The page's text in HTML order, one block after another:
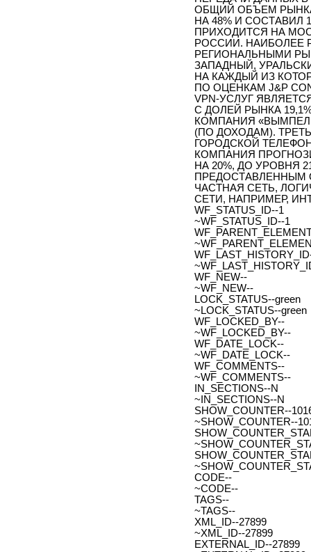
ОБЩИЙ ОБЪЕМ РЫНКА
НА 48% И СОСТАВИЛ
ПРИХОДИТСЯ НА
РОССИИ. НАИБОЛЕЕ
РЕГИОНАЛЬНЫМИ
ЗАПАДНЫЙ,
НА КАЖДЫЙ ИЗ
ПО ОЦЕНКАМ J&P
VPN-УСЛУГ
С ДОЛЕЙ РЫНКА
КОМПАНИЯ
(ПО ДОХОДАМ).
ГОРОДСКОЙ
КОМПАНИЯ
НА 20%, ДО УРОВНЯ
ПРЕДОСТАВЛЕННЫМ
ЧАСТНАЯ СЕТЬ,
СЕТИ, НАПРИМЕР,
WF_STATUS_ID--1
~WF_STATUS_ID--1
WF_NEW--
~WF_NEW--
LOCK_STATUS--green
~LOCK_STATUS--green
WF_LOCKED_BY--
~WF_LOCKED_BY--
WF_DATE_LOCK--
~WF_DATE_LOCK--
WF_COMMENTS--
~WF_COMMENTS--
IN_SECTIONS--N
~IN_SECTIONS--N
SHOW_COUNTER--
~SHOW_COUNTER--
CODE--
~CODE--
TAGS--
~TAGS--
XML_ID--27899
~XML_ID--27899
EXTERNAL_ID--27899